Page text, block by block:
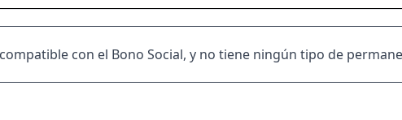
con el Bono Social, y no tiene ningún tipo de